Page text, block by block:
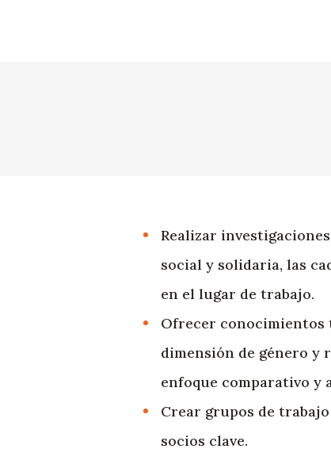
Realizar
social y solidaria, las
en el lugar de trabajo.
Ofrecer conocimientos
dimensión de género y
enfoque comparativo y
Crear grupos de
socios clave.